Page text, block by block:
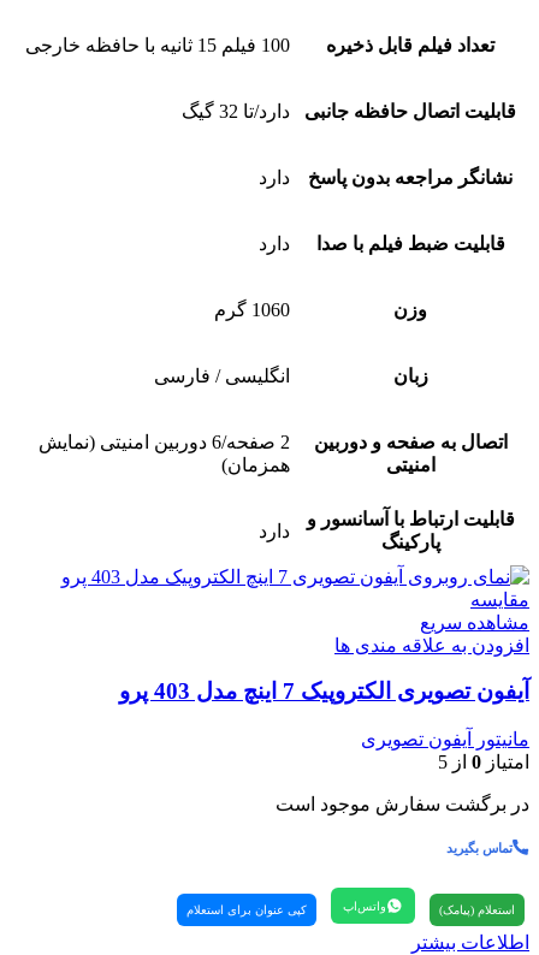
تعداد فیلم قابل ذخیره 100 فیلم 15 ثانیه با حافظه خارجی
قابلیت اتصال حافظه جانبی دارد/تا 32 گیگ
نشانگر مراجعه بدون پاسخ دارد
قابلیت ضبط فیلم با صدا دارد
وزن 1060 گرم
زبان انگلیسی / فارسی
اتصال به صفحه و دوربین
امنیتی
2 صفحه/6 دوربین امنیتی (نمایش
همزمان)
قابلیت ارتباط با آسانسور و
پارکینگ
دارد
مقایسه
مشاهده سریع
افزودن به علاقه مندی ها
آیفون تصویری الکتروپیک 7 اینچ مدل 403 پرو
مانیتور آیفون تصویری
امتیاز 0 از 5
در برگشت سفارش موجود است
تماس بگیرید
استعلام (پیامک) واتس‌اپ کپی عنوان برای استعلام
اطلاعات بیشتر